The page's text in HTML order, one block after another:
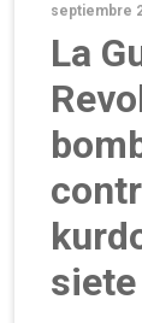
septiembre
La